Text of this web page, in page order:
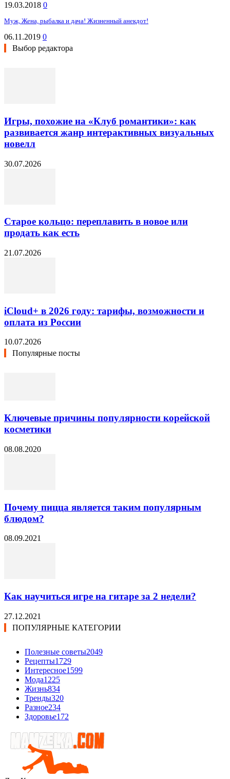
19.03.2018 0
Муж, Жена, рыбалка и дача! Жизненный анекдот!
06.11.2019 0
Выбор редактора
Игры, похожие на «Клуб романтики»: как
развивается жанр интерактивных визуальных
новелл
30.07.2026
Старое кольцо: переплавить в новое или
продать как есть
21.07.2026
iCloud+ в 2026 году: тарифы, возможности и
оплата из России
10.07.2026
Популярные посты
Ключевые причины популярности корейской
косметики
08.08.2020
Почему пицца является таким популярным
блюдом?
08.09.2021
Как научиться игре на гитаре за 2 недели?
27.12.2021
ПОПУЛЯРНЫЕ КАТЕГОРИИ
Полезные советы2049
Рецепты1729
Интересное1599
Мода1225
Жизнь834
Тренды320
Разное234
Здоровье172